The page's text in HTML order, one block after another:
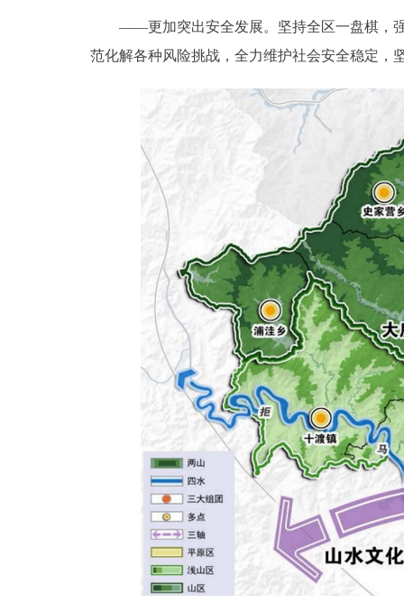
——更加突出安全发展。坚持全区一盘棋，强
范化解各种风险挑战，全力维护社会安全稳定，